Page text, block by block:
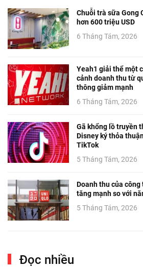
Chuỗi trà sữa Gong
hơn 600 triệu USD
6 Tháng Tám, 2026
Yeah1 giải thể một
cảnh doanh thu từ
thông giảm mạnh
6 Tháng Tám, 2026
Gã khổng lồ truyền
Disney ký thỏa
TikTok
5 Tháng Tám, 2026
Doanh thu của
tăng mạnh so với
5 Tháng Tám, 2026
Đọc nhiều